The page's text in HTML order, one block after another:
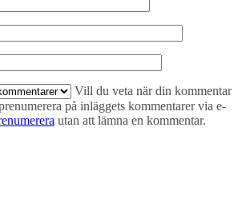
Vill du veta när din kommentar
på inläggets kommentarer via e-
utan att lämna en kommentar.